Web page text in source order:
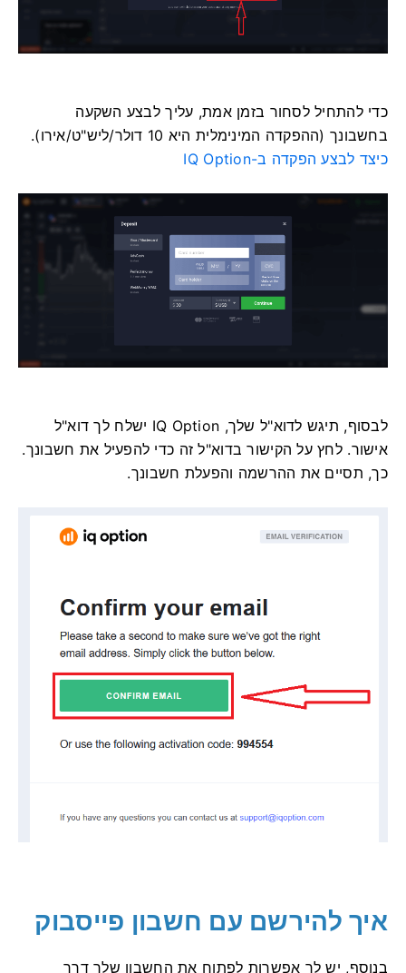
כדי להתחיל לסחור בזמן אמת, עליך לבצע השקעה
בחשבונך (ההפקדה המינימלית היא 10 דולר/ליש"ט/אירו).
כיצד לבצע הפקדה ב-IQ Option
לבסוף, תיגש לדוא"ל שלך, IQ Option ישלח לך דוא"ל
אישור. לחץ על הקישור בדוא"ל זה כדי להפעיל את חשבונך.
כך, תסיים את ההרשמה והפעלת חשבונך.
איך להירשם עם חשבון פייסבוק
בנוסף, יש לך אפשרות לפתוח את החשבון שלך דרך